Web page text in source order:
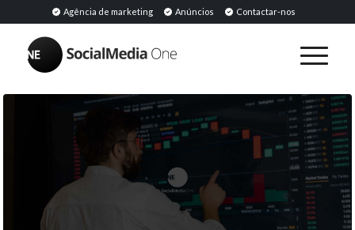
Agência de marketing Anúncios Contactar-nos